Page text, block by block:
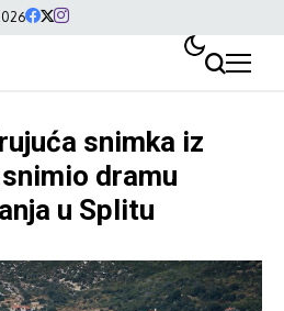
snimka iz
dramu
u Splitu